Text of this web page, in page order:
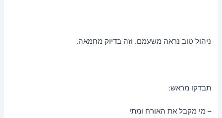
ניהול טוב נראה משעמם. וזה בדיוק מחמאה.
תבדקו מראש:
– מי מקבל את האורח ומתי